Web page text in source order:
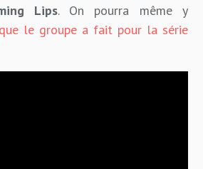
Lips. On pourra même y
le groupe a fait pour la série